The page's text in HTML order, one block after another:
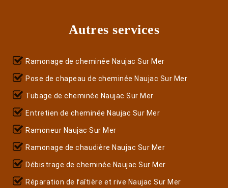
Autres services
Ramonage de cheminée Naujac Sur Mer
Pose de chapeau de cheminée Naujac Sur Mer
Tubage de cheminée Naujac Sur Mer
Entretien de cheminée Naujac Sur Mer
Ramoneur Naujac Sur Mer
Ramonage de chaudière Naujac Sur Mer
Débistrage de cheminée Naujac Sur Mer
Réparation de faîtière et rive Naujac Sur Mer